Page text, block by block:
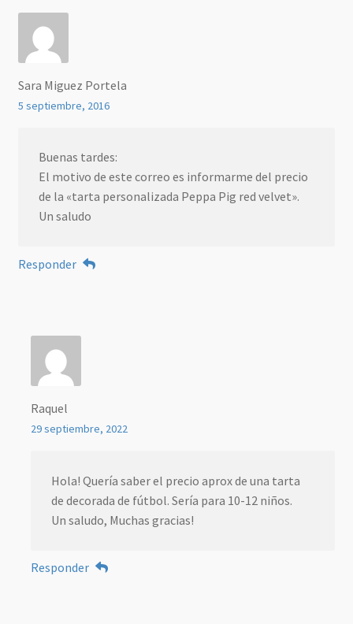
Sara Miguez Portela
5 septiembre, 2016
Buenas tardes:
El motivo de este correo es informarme del precio
de la «tarta personalizada Peppa Pig red velvet».
Un saludo
Responder
Raquel
29 septiembre, 2022
Hola! Quería saber el precio aprox de una tarta
de decorada de fútbol. Sería para 10-12 niños.
Un saludo, Muchas gracias!
Responder